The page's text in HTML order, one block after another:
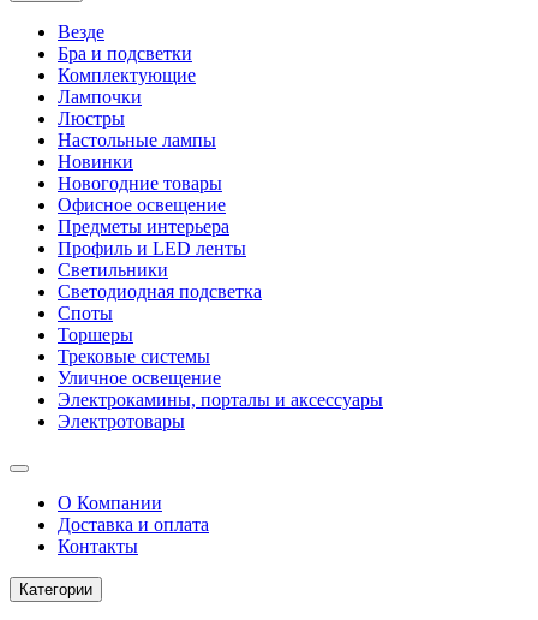
Везде
Бра и подсветки
Комплектующие
Лампочки
Люстры
Настольные лампы
Новинки
Новогодние товары
Офисное освещение
Предметы интерьера
Профиль и LED ленты
Светильники
Светодиодная подсветка
Споты
Торшеры
Трековые системы
Уличное освещение
Электрокамины, порталы и аксессуары
Электротовары
О Компании
Доставка и оплата
Контакты
Категории